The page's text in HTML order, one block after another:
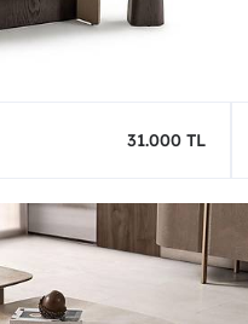
31.000 TL